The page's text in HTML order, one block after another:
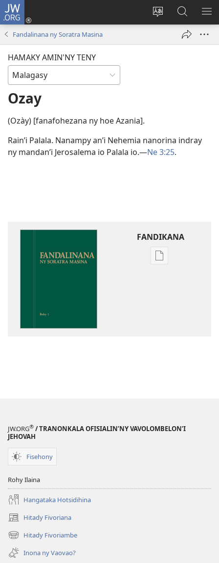
JW.ORG
Hiova
Hiditra
(manokatra
ato
Amin’ny
Fandalinana ny Soratra Masina
HAMAKY AMIN'NY TENY
Ozay
(Ozày) [fanafohezana ny hoe Azania].
Rain’i Palala. Nanampy an’i Nehemia nanorina indray
ny mandan’i Jerosalema io Palala io.​—Ne 3:25.
FANDIKANA
Fandikana
JW.ORG® / TRANONKALA OFISIALIN’NY VAVOLOMBELON’I
JEHOVAH
Fisehony
Rohy Ilaina
Hangataka Hotsidihina
Hitady Fivoriana
(manokatra
rohy) Hitady Fivoriambe
(manokatra
rohy) Inona ny Vaovao?